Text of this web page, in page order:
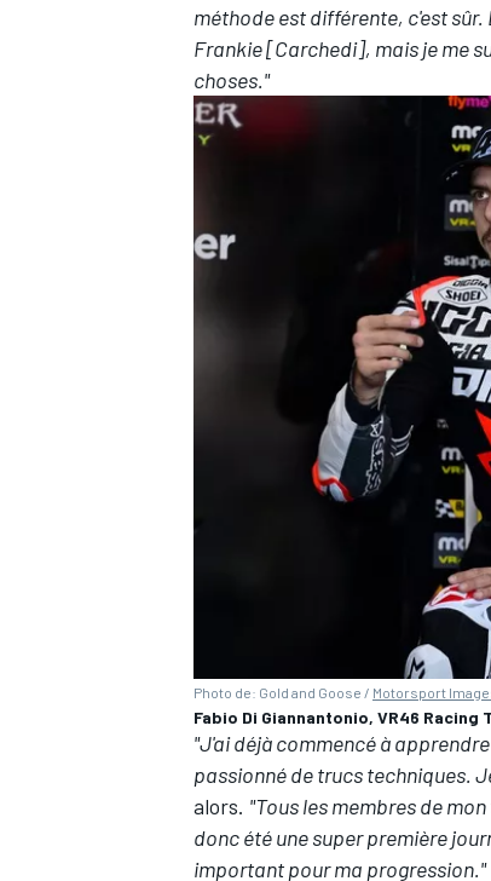
AUTRES CHAMPIONNATS
méthode est différente, c'est
Frankie [Carchedi], mais je me
choses."
Photo de: Gold and Goose / Motorsport
Fabio Di Giannantonio, VR46 Racing
"J'ai déjà commencé à
passionné de trucs techniques.
alors. "Tous les membres de
donc été une super première
important pour ma progression."